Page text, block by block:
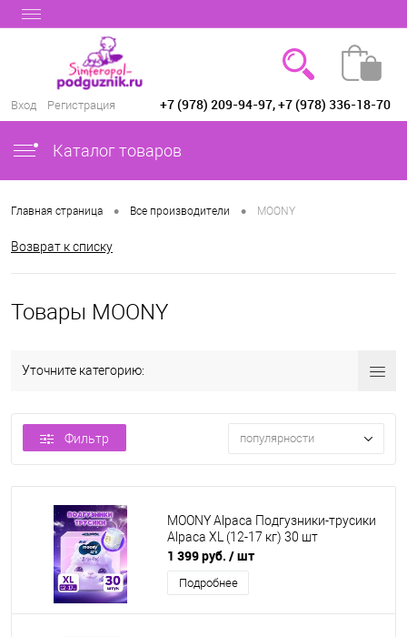
Вход Регистрация +7 (978) 209-94-97, +7 (978) 336-18-70
Каталог товаров
Главная страница • Все производители • MOONY
Возврат к списку
Товары MOONY
Уточните категорию:
Фильтр популярности
MOONY Alpaca Подгузники-трусики
Alpaca XL (12-17 кг) 30 шт
1 399 руб. / шт
Подробнее